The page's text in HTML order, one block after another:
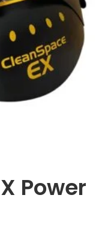
Power